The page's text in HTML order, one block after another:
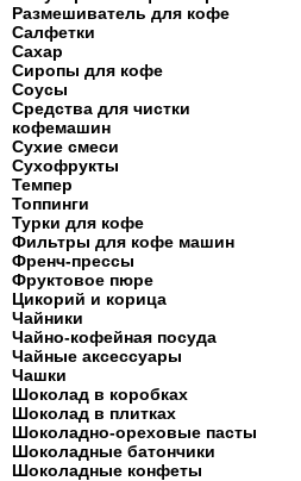
Размешиватель для кофе
Салфетки
Сахар
Сиропы для кофе
Соусы
Средства для чистки
кофемашин
Сухие смеси
Сухофрукты
Темпер
Топпинги
Турки для кофе
Фильтры для кофе машин
Френч-прессы
Фруктовое пюре
Цикорий и корица
Чайники
Чайно-кофейная посуда
Чайные аксессуары
Чашки
Шоколад в коробках
Шоколад в плитках
Шоколадно-ореховые пасты
Шоколадные батончики
Шоколадные конфеты